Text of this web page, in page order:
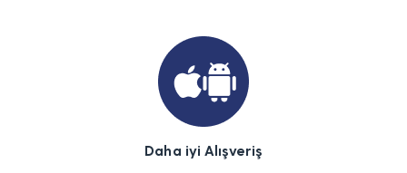
Daha iyi Alışveriş